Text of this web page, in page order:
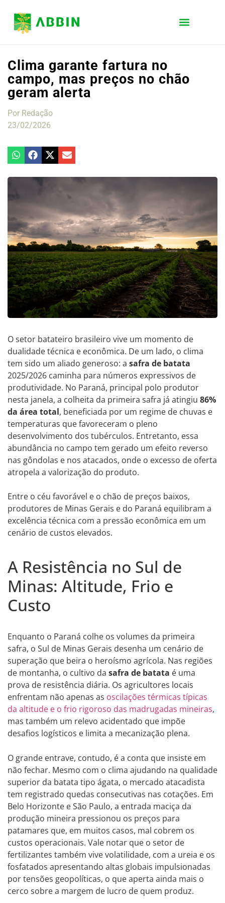
Clima garante fartura no
campo, mas preços no chão
geram alerta
Por Redação
23/02/2026
O setor batateiro brasileiro vive um momento de
dualidade técnica e econômica. De um lado, o clima
tem sido um aliado generoso: a safra de batata
2025/2026 caminha para números expressivos de
produtividade. No Paraná, principal polo produtor
nesta janela, a colheita da primeira safra já atingiu 86%
da área total, beneficiada por um regime de chuvas e
temperaturas que favoreceram o pleno
desenvolvimento dos tubérculos. Entretanto, essa
abundância no campo tem gerado um efeito reverso
nas gôndolas e nos atacados, onde o excesso de oferta
atropela a valorização do produto.
Entre o céu favorável e o chão de preços baixos,
produtores de Minas Gerais e do Paraná equilibram a
excelência técnica com a pressão econômica em um
cenário de custos elevados.
A Resistência no Sul de
Minas: Altitude, Frio e
Custo
Enquanto o Paraná colhe os volumes da primeira
safra, o Sul de Minas Gerais desenha um cenário de
superação que beira o heroísmo agrícola. Nas regiões
de montanha, o cultivo da safra de batata é uma
prova de resistência diária. Os agricultores locais
enfrentam não apenas as oscilações térmicas típicas
da altitude e o frio rigoroso das madrugadas mineiras,
mas também um relevo acidentado que impõe
desafios logísticos e limita a mecanização plena.
O grande entrave, contudo, é a conta que insiste em
não fechar. Mesmo com o clima ajudando na qualidade
superior da batata tipo ágata, o mercado atacadista
tem registrado quedas consecutivas nas cotações. Em
Belo Horizonte e São Paulo, a entrada maciça da
produção mineira pressionou os preços para
patamares que, em muitos casos, mal cobrem os
custos operacionais. Vale notar que o setor de
fertilizantes também vive volatilidade, com a ureia e os
fosfatados apresentando altas globais impulsionadas
por tensões geopolíticas, o que aperta ainda mais o
cerco sobre a margem de lucro de quem produz.